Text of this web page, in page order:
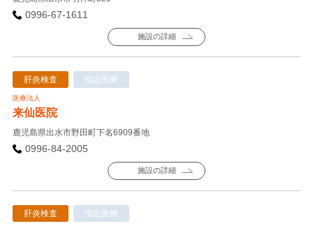
0996-67-1611
施設の詳細
肝炎検査 指定医療
医療法人
来仙医院
鹿児島県出水市野田町下名6909番地
0996-84-2005
施設の詳細
肝炎検査 指定医療